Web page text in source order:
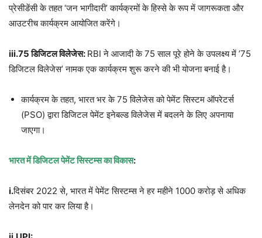
प्रेसीडेंसी के तहत ‘जन भागीदारी’ कार्यक्रमों के हिस्से के रूप में जागरूकता और
आउटरीच कार्यक्रम आयोजित करेंगे।
iii.75 डिजिटल विलेजेस: RBI ने आजादी के 75 साल पूरे होने के उपलक्ष्य में ’75
डिजिटल विलेजेस’ नामक एक कार्यक्रम शुरू करने की भी योजना बनाई है।
कार्यक्रम के तहत, भारत भर के 75 विलेजेस को पेमेंट सिस्टम ऑपरेटर्स
(PSO) द्वारा डिजिटल पेमेंट इनेबल्ड विलेजेस में बदलने के लिए अपनाया
जाएगा।
भारत में डिजिटल पेमेंट सिस्टम्स का विकास:
i.दिसंबर 2022 से, भारत में पेमेंट सिस्टम्स ने हर महीने 1000 करोड़ से अधिक
लेनदेन को पार कर लिया है।